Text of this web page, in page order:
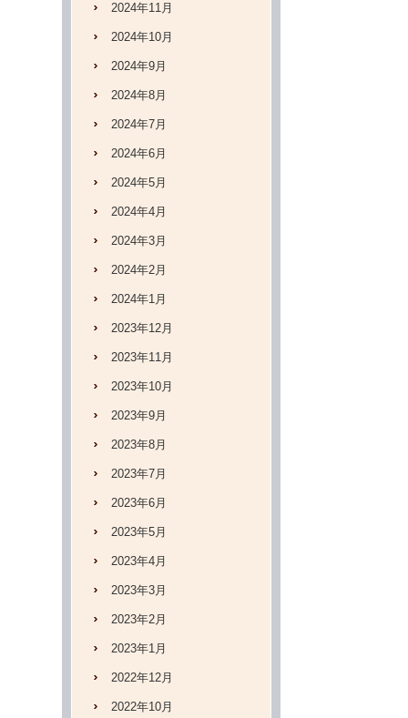
2024年11月
2024年10月
2024年9月
2024年8月
2024年7月
2024年6月
2024年5月
2024年4月
2024年3月
2024年2月
2024年1月
2023年12月
2023年11月
2023年10月
2023年9月
2023年8月
2023年7月
2023年6月
2023年5月
2023年4月
2023年3月
2023年2月
2023年1月
2022年12月
2022年10月